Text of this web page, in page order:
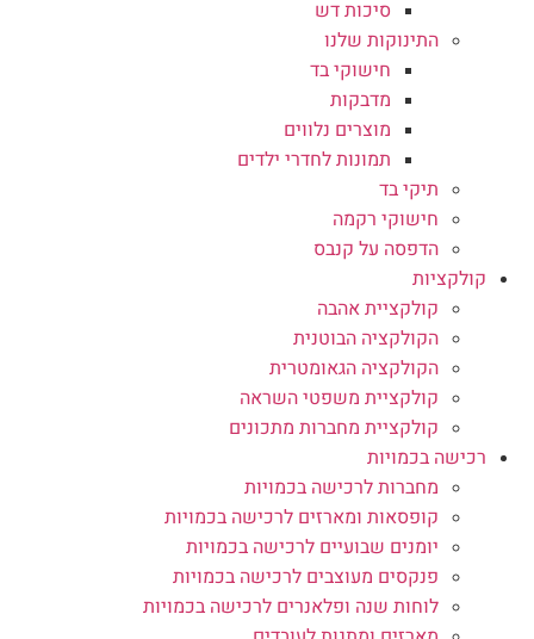
סיכות דש
התינוקות שלנו
חישוקי בד
מדבקות
מוצרים נלווים
תמונות לחדרי ילדים
תיקי בד
חישוקי רקמה
הדפסה על קנבס
קולקציות
קולקציית אהבה
הקולקציה הבוטנית
הקולקציה הגאומטרית
קולקציית משפטי השראה
קולקציית מחברות מתכונים
רכישה בכמויות
מחברות לרכישה בכמויות
קופסאות ומארזים לרכישה בכמויות
יומנים שבועיים לרכישה בכמויות
פנקסים מעוצבים לרכישה בכמויות
לוחות שנה ופלאנרים לרכישה בכמויות